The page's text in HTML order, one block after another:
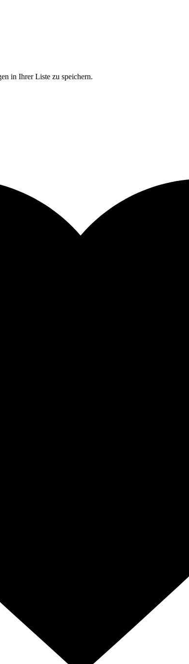
in Ihrer Liste zu speichern.